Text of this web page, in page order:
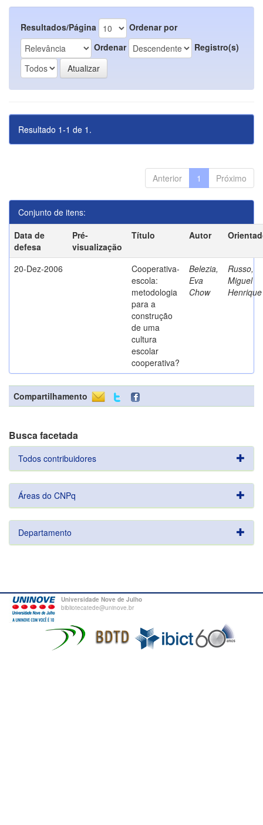
Resultados/Página
Ordenar por
Ordenar
Registro(s)
Resultado 1-1 de 1.
Anterior 1 Próximo
Conjunto de itens:
Data de
defesa
Pré-
visualização
Título Autor
20-Dez-2006
Cooperativa-
escola:
metodologia
para a
construção
de uma
cultura
escolar
cooperativa?
Belezia,
Eva
Chow
Russo,
Miguel
Henrique
Compartilhamento
Busca facetada
Todos contribuidores
Áreas do CNPq
Departamento
Universidade Nove de Julho
bibliotecatede@uninove.br